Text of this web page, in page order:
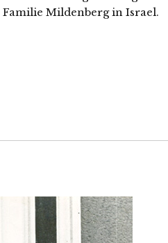
Mildenberg in Israel.